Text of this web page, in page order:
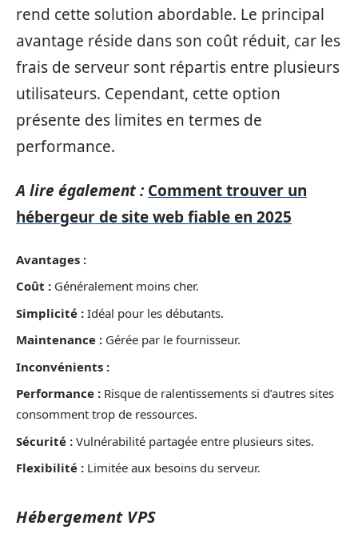
rend cette solution abordable. Le principal
avantage réside dans son coût réduit, car les
frais de serveur sont répartis entre plusieurs
utilisateurs. Cependant, cette option
présente des limites en termes de
performance.
A lire également : Comment trouver un
hébergeur de site web fiable en 2025
Avantages :
Coût : Généralement moins cher.
Simplicité : Idéal pour les débutants.
Maintenance : Gérée par le fournisseur.
Inconvénients :
Performance : Risque de ralentissements si d’autres sites
consomment trop de ressources.
Sécurité : Vulnérabilité partagée entre plusieurs sites.
Flexibilité : Limitée aux besoins du serveur.
Hébergement VPS